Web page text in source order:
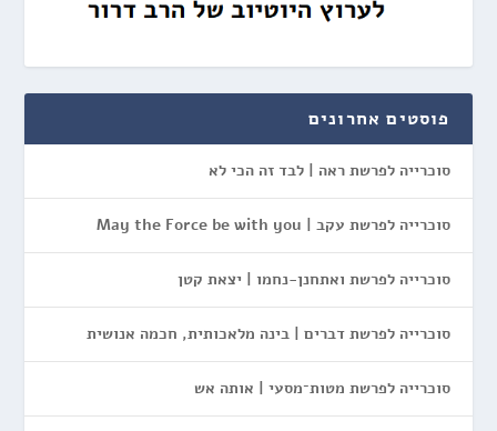
פוסטים אחרונים
סוכרייה לפרשת ראה | לבד זה הכי לא
סוכרייה לפרשת עקב | May the Force be with you
סוכרייה לפרשת ואתחנן-נחמו | יצאת קטן
סוכרייה לפרשת דברים | בינה מלאכותית, חכמה אנושית
סוכרייה לפרשת מטות־מסעי | אותה אש